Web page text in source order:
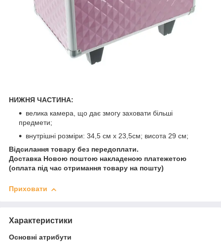
НИЖНЯ ЧАСТИНА:
велика камера, що дає змогу заховати більші
предмети;
внутрішні розміри: 34,5 см х 23,5см; висота 29 см;
Відсилання товару без передоплати.
Доставка Новою поштою накладеною платежетою
(оплата під час отримання товару на пошту)
Приховати
Характеристики
Основні атрибути